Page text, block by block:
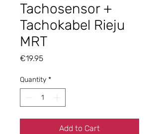
Tachosensor +
Tachokabel Rieju
MRT
€19.95Price
Quantity *
Add to Cart